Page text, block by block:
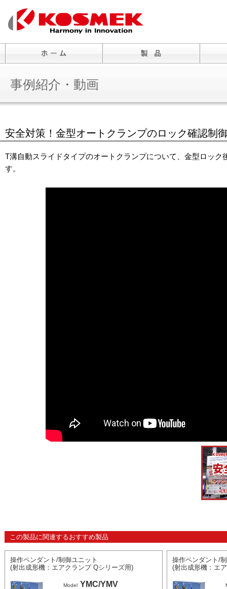
事例紹介・動画
安全対策！金型オートクランプのロック確認制
T溝自動スライドタイプのオートクランプについて、金型ロッ
す。
この製品に関連するおすすめ製品
操作ペンダント/制御ユニット
(射出成形機：エアクランプ Qシリーズ用)
Model YMC/YMV
操作ペンダント/
(射出成形機：エ